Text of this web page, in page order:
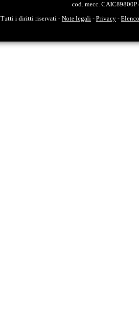
cod. mecc.
Tutti i diritti riservati - Note legali - Privacy -